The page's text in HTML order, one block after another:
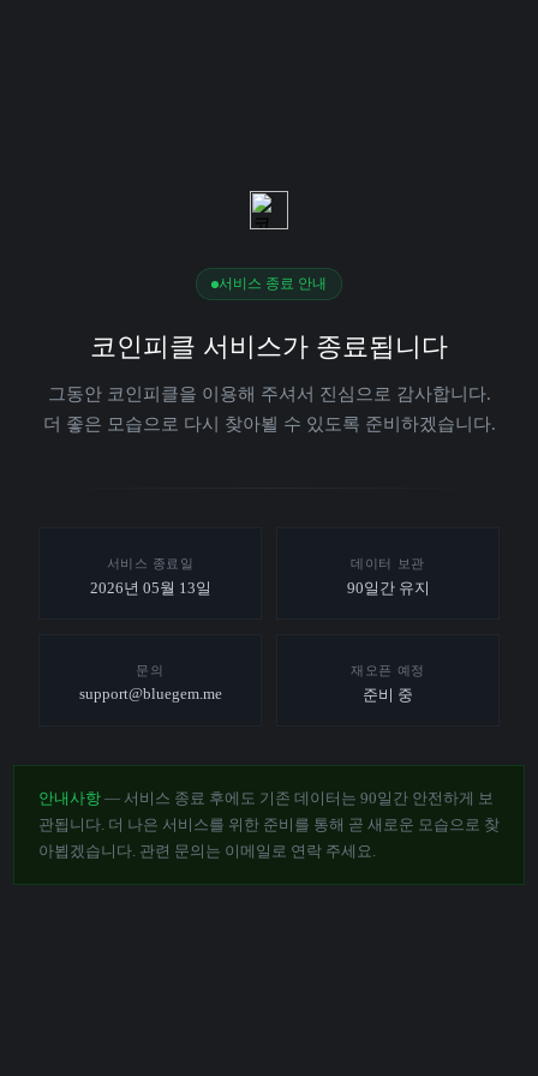
서비스 종료 안내
코인피클 서비스가 종료됩니다
그동안 코인피클을 이용해 주셔서 진심으로 감사합니다.
더 좋은 모습으로 다시 찾아뵐 수 있도록 준비하겠습니다.
서비스 종료일
2026년 05월 13일
데이터 보관
90일간 유지
문의
support@bluegem.me
재오픈 예정
준비 중
안내사항 — 서비스 종료 후에도 기존 데이터는 90일간 안전하게 보
관됩니다. 더 나은 서비스를 위한 준비를 통해 곧 새로운 모습으로 찾
아뵙겠습니다. 관련 문의는 이메일로 연락 주세요.